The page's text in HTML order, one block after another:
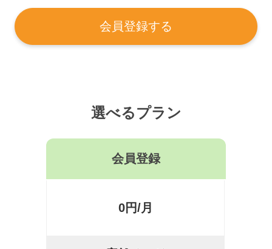
会員登録する
選べるプラン
会員登録
0円/月